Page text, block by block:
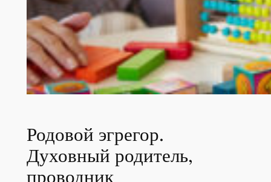
Родовой эгрегор.
Духовный родитель,